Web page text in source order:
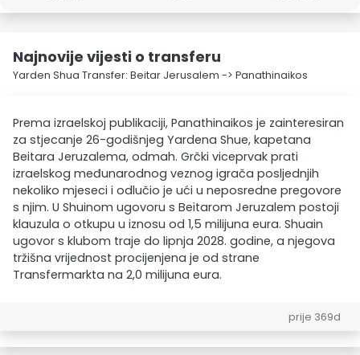
Najnovije vijesti o transferu
Yarden Shua Transfer: Beitar Jerusalem -> Panathinaikos
Prema izraelskoj publikaciji, Panathinaikos je zainteresiran
za stjecanje 26-godišnjeg Yardena Shue, kapetana
Beitara Jeruzalema, odmah. Grčki viceprvak prati
izraelskog međunarodnog veznog igrača posljednjih
nekoliko mjeseci i odlučio je ući u neposredne pregovore
s njim. U Shuinom ugovoru s Beitarom Jeruzalem postoji
klauzula o otkupu u iznosu od 1,5 milijuna eura. Shuain
ugovor s klubom traje do lipnja 2028. godine, a njegova
tržišna vrijednost procijenjena je od strane
Transfermarkta na 2,0 milijuna eura.
prije 369d